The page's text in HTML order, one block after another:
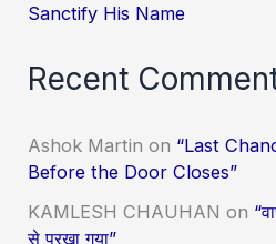
Sanctify His Name
Recent
Ashok Martin on “Last
Before the Door Closes”
KAMLESH CHAUHAN on
से परखा गया”